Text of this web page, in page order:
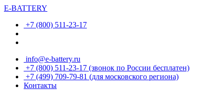
E-BATTERY
+7 (800) 511-23-17
info@e-battery.ru
+7 (800) 511-23-17 (звонок по России бесплатен)
+7 (499) 709-79-81 (для московского региона)
Контакты